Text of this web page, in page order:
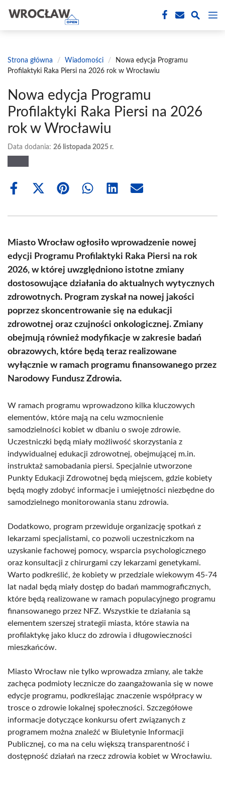
treści
Strona główna / Wiadomości /
Nowa edycja Programu
Profilaktyki Raka Piersi na 2026 rok w Wrocławiu
Nowa edycja Programu
Profilaktyki Raka Piersi na 2026
rok w Wrocławiu
Data dodania: 26 listopada 2025 r.
Share
Share
(Twitter)
Share Share Share Share
Miasto Wrocław ogłosiło wprowadzenie nowej
edycji Programu Profilaktyki Raka Piersi na rok
2026, w której uwzględniono istotne zmiany
dostosowujące działania do aktualnych wytycznych
zdrowotnych. Program zyskał na nowej jakości
poprzez skoncentrowanie się na edukacji
zdrowotnej oraz czujności onkologicznej. Zmiany
obejmują również modyfikacje w zakresie badań
obrazowych, które będą teraz realizowane
wyłącznie w ramach programu finansowanego przez
Narodowy Fundusz Zdrowia.
W ramach programu wprowadzono kilka kluczowych
elementów, które mają na celu wzmocnienie
samodzielności kobiet w dbaniu o swoje zdrowie.
Uczestniczki będą miały możliwość skorzystania z
indywidualnej edukacji zdrowotnej, obejmującej m.in.
instruktaż samobadania piersi. Specjalnie utworzone
Punkty Edukacji Zdrowotnej będą miejscem, gdzie kobiety
będą mogły zdobyć informacje i umiejętności niezbędne do
samodzielnego monitorowania stanu zdrowia.
Dodatkowo, program przewiduje organizację spotkań z
lekarzami specjalistami, co pozwoli uczestniczkom na
uzyskanie fachowej pomocy, wsparcia psychologicznego
oraz konsultacji z chirurgami czy lekarzami genetykami.
Warto podkreślić, że kobiety w przedziale wiekowym 45-74
lat nadal będą miały dostęp do badań mammograficznych,
które będą realizowane w ramach populacyjnego programu
finansowanego przez NFZ. Wszystkie te działania są
elementem szerszej strategii miasta, które stawia na
profilaktykę jako klucz do zdrowia i długowieczności
mieszkańców.
Miasto Wrocław nie tylko wprowadza zmiany, ale także
zachęca podmioty lecznicze do zaangażowania się w nowe
edycje programu, podkreślając znaczenie współpracy w
trosce o zdrowie lokalnej społeczności. Szczegółowe
informacje dotyczące konkursu ofert związanych z
programem można znaleźć w Biuletynie Informacji
Publicznej, co ma na celu większą transparentność i
dostępność działań na rzecz zdrowia kobiet w Wrocławiu.